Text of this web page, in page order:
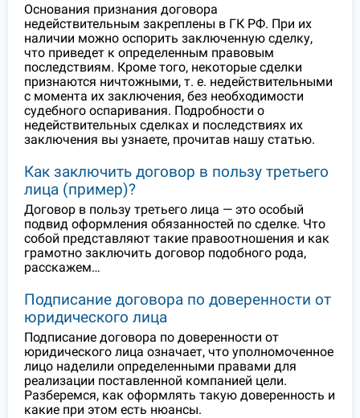
Основания признания договора
недействительным закреплены в ГК РФ. При их
наличии можно оспорить заключенную сделку,
что приведет к определенным правовым
последствиям. Кроме того, некоторые сделки
признаются ничтожными, т. е. недействительными
с момента их заключения, без необходимости
судебного оспаривания. Подробности о
недействительных сделках и последствиях их
заключения вы узнаете, прочитав нашу статью.
Как заключить договор в пользу третьего
лица (пример)?
Договор в пользу третьего лица — это особый
подвид оформления обязанностей по сделке. Что
собой представляют такие правоотношения и как
грамотно заключить договор подобного рода,
расскажем…
Подписание договора по доверенности от
юридического лица
Подписание договора по доверенности от
юридического лица означает, что уполномоченное
лицо наделили определенными правами для
реализации поставленной компанией цели.
Разберемся, как оформлять такую доверенность и
какие при этом есть нюансы.